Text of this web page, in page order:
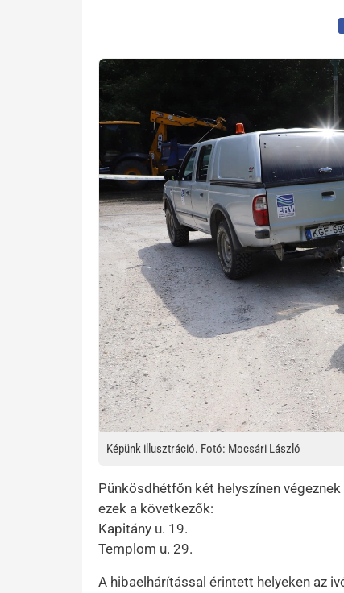
Kép
Képünk illusztráció. Fotó: Mocsári László
Pünkösdhétfőn két helyszínen
ezek a következők:
Kapitány u. 19.
Templom u. 29.
A hibaelhárítással érintett helyeken az